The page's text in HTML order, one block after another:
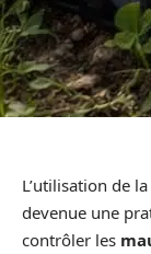
L’utilisation de la
devenue une
contrôler les